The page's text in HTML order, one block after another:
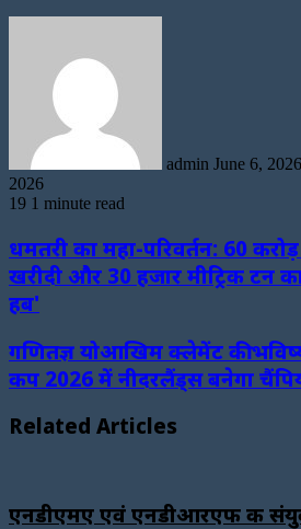
admin June 6, 2026
2026
19 1 minute read
धमतरी का महा-परिवर्तन: 60 करोड़
खरीदी और 30 हजार मीट्रिक टन
हब'
गणितज्ञ योआखिम क्लेमेंट की
कप 2026 में नीदरलैंड्स बनेगा
Related Articles
एनडीएमए एवं एनडीआरएफ की